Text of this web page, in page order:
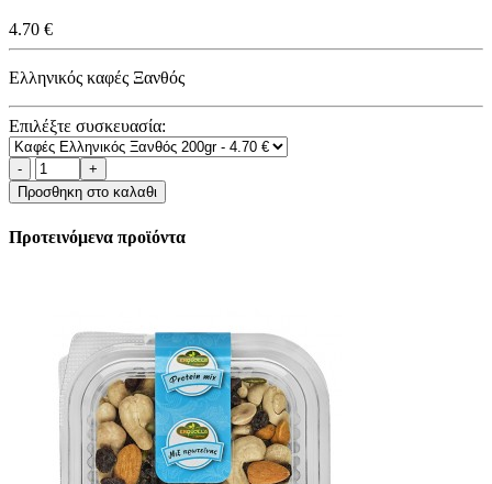
4.70 €
Ελληνικός καφές Ξανθός
Επιλέξτε συσκευασία:
Προσθηκη στο καλαθι
Προτεινόμενα προϊόντα